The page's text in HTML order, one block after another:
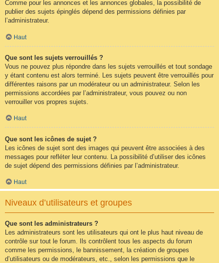
Comme pour les annonces et les annonces globales, la possibilité de
publier des sujets épinglés dépend des permissions définies par
l’administrateur.
Haut
Que sont les sujets verrouillés ?
Vous ne pouvez plus répondre dans les sujets verrouillés et tout sondage
y étant contenu est alors terminé. Les sujets peuvent être verrouillés pour
différentes raisons par un modérateur ou un administrateur. Selon les
permissions accordées par l’administrateur, vous pouvez ou non
verrouiller vos propres sujets.
Haut
Que sont les icônes de sujet ?
Les icônes de sujet sont des images qui peuvent être associées à des
messages pour refléter leur contenu. La possibilité d’utiliser des icônes
de sujet dépend des permissions définies par l’administrateur.
Haut
Niveaux d’utilisateurs et groupes
Que sont les administrateurs ?
Les administrateurs sont les utilisateurs qui ont le plus haut niveau de
contrôle sur tout le forum. Ils contrôlent tous les aspects du forum
comme les permissions, le bannissement, la création de groupes
d’utilisateurs ou de modérateurs, etc., selon les permissions que le